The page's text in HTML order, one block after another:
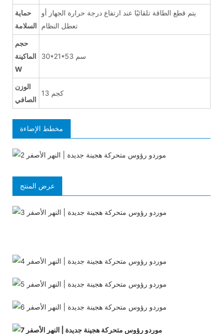
حماية
السلامة
يتم قطع الطاقة تلقائيًا عند ارتفاع درجة حرارة الجهاز أو
تعطل النظام
حجم
الماكينة
W
30*21*53 سم
الوزن
الصافي
13 كجم
مخطط الإضاءة
عرض المنتج